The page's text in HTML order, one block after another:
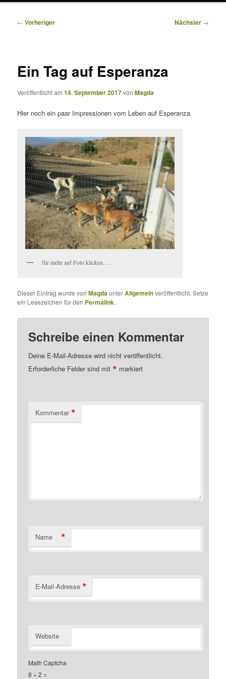
Beitragsnavigation
← Vorheriger Nächster →
Ein Tag auf Esperanza
Veröffentlicht am14. September 2017vonMagda
Hier noch ein paar Impressionen vom Leben auf Esperanza
für mehr auf Foto klicken….
Dieser Eintrag wurde vonMagdaunterAllgemeinveröffentlicht. Setze
ein Lesezeichen für den Permalink.
Schreibe einen Kommentar
Deine E-Mail-Adresse wird nicht veröffentlicht.
Erforderliche Felder sind mit* markiert
Kommentar *
Name *
E-Mail-Adresse *
Website
Math Captcha
8 + 2 =